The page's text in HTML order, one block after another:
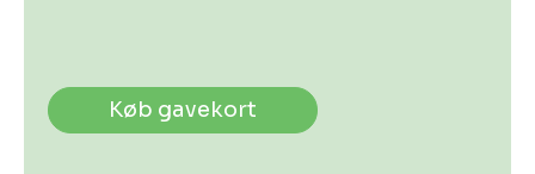
Køb gavekort